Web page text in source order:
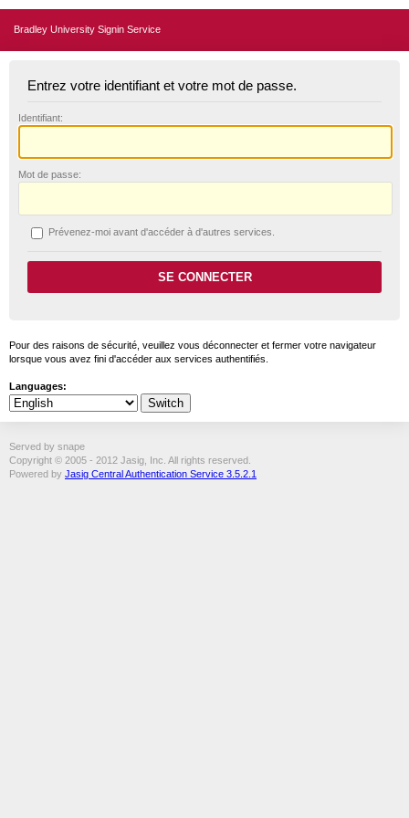
Bradley University Signin Service
Entrez votre identifiant et votre mot de passe.
Identifiant:
Mot de passe:
Prévenez-moi avant d'accéder à d'autres services.
Pour des raisons de sécurité, veuillez vous déconnecter et fermer votre navigateur
lorsque vous avez fini d'accéder aux services authentifiés.
Languages:
Served by snape
Copyright © 2005 - 2012 Jasig, Inc. All rights reserved.
Powered by Jasig Central Authentication Service 3.5.2.1